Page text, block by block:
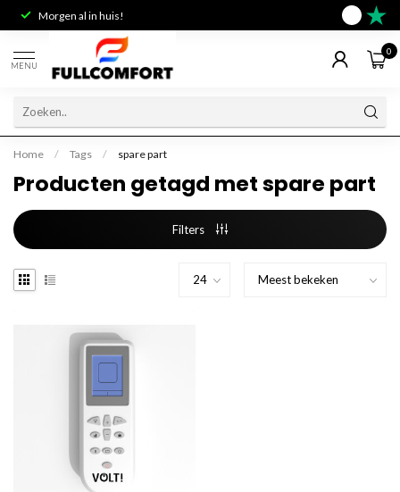
Morgen al in huis!
MENU
0
Home / Tags / spare part
Producten getagd met spare part
Filters